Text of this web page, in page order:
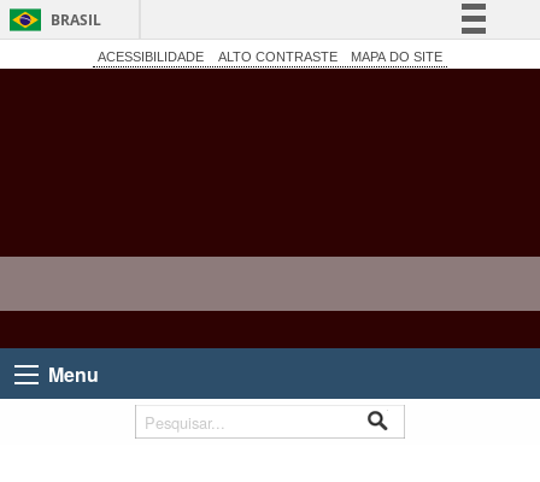
BRASIL
Simplifique!
ACESSIBILIDADE ALTO CONTRASTE MAPA DO SITE
Menu